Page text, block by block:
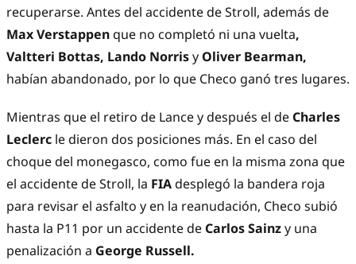
recuperarse. Antes del accidente de Stroll, además de
Max Verstappenque no completó ni una vuelta,
Valtteri Bottas, Lando NorrisyOliver Bearman,
habían abandonado, por lo que Checo ganó tres lugares.
Mientras que el retiro de Lance y después el de Charles
Leclerc le dieron dos posiciones más. En el caso del
choque del monegasco, como fue en la misma zona que
el accidente de Stroll, la FIAdesplegó la bandera roja
para revisar el asfalto y en la reanudación, Checo subió
hasta la P11 por un accidente de Carlos Sainzy una
penalización a George Russell.